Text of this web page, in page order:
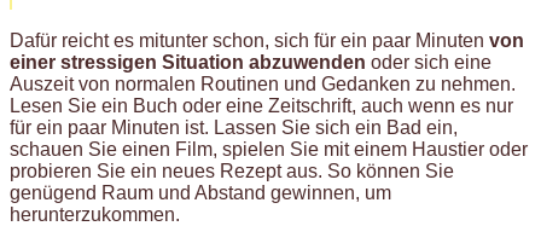
Dafür reicht es mitunter schon, sich für ein paar Minuten von
einer stressigen Situation abzuwenden oder sich eine
Auszeit von normalen Routinen und Gedanken zu nehmen.
Lesen Sie ein Buch oder eine Zeitschrift, auch wenn es nur
für ein paar Minuten ist. Lassen Sie sich ein Bad ein,
schauen Sie einen Film, spielen Sie mit einem Haustier oder
probieren Sie ein neues Rezept aus. So können Sie
genügend Raum und Abstand gewinnen, um
herunterzukommen.